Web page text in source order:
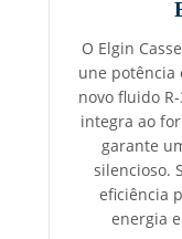
O Elgin
une potência
novo fluido
integra ao
garante
silencioso.
eficiência
energia